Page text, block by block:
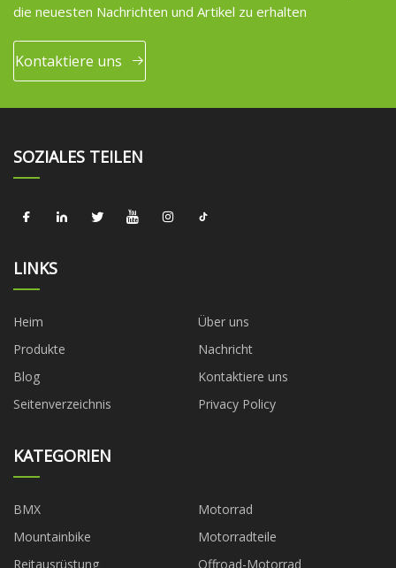
die neuesten Nachrichten und Artikel zu erhalten
Kontaktiere uns
SOZIALES TEILEN
LINKS
Heim
Über uns
Produkte
Nachricht
Blog
Kontaktiere uns
Seitenverzeichnis
Privacy Policy
KATEGORIEN
BMX
Motorrad
Mountainbike
Motorradteile
Reitausrüstung
Offroad-Motorrad